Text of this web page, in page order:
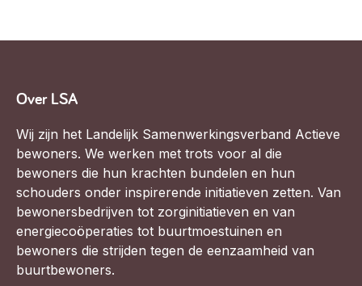
Over LSA
Wij zijn het Landelijk Samenwerkingsverband Actieve
bewoners. We werken met trots voor al die
bewoners die hun krachten bundelen en hun
schouders onder inspirerende initiatieven zetten. Van
bewonersbedrijven tot zorginitiatieven en van
energiecoöperaties tot buurtmoestuinen en
bewoners die strijden tegen de eenzaamheid van
buurtbewoners.